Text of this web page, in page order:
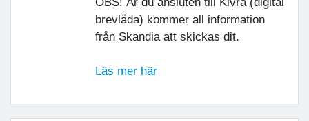
brevlåda) kommer all information
från Skandia att skickas dit.
Läs mer här